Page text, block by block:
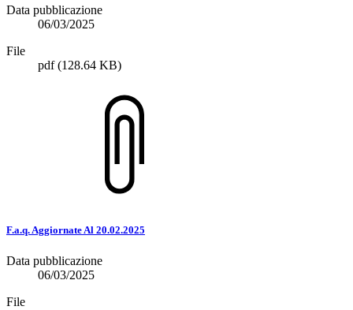
Data pubblicazione
06/03/2025
File
pdf(128.64 KB)
F.a.q. Aggiornate Al 20.02.2025
Data pubblicazione
06/03/2025
File